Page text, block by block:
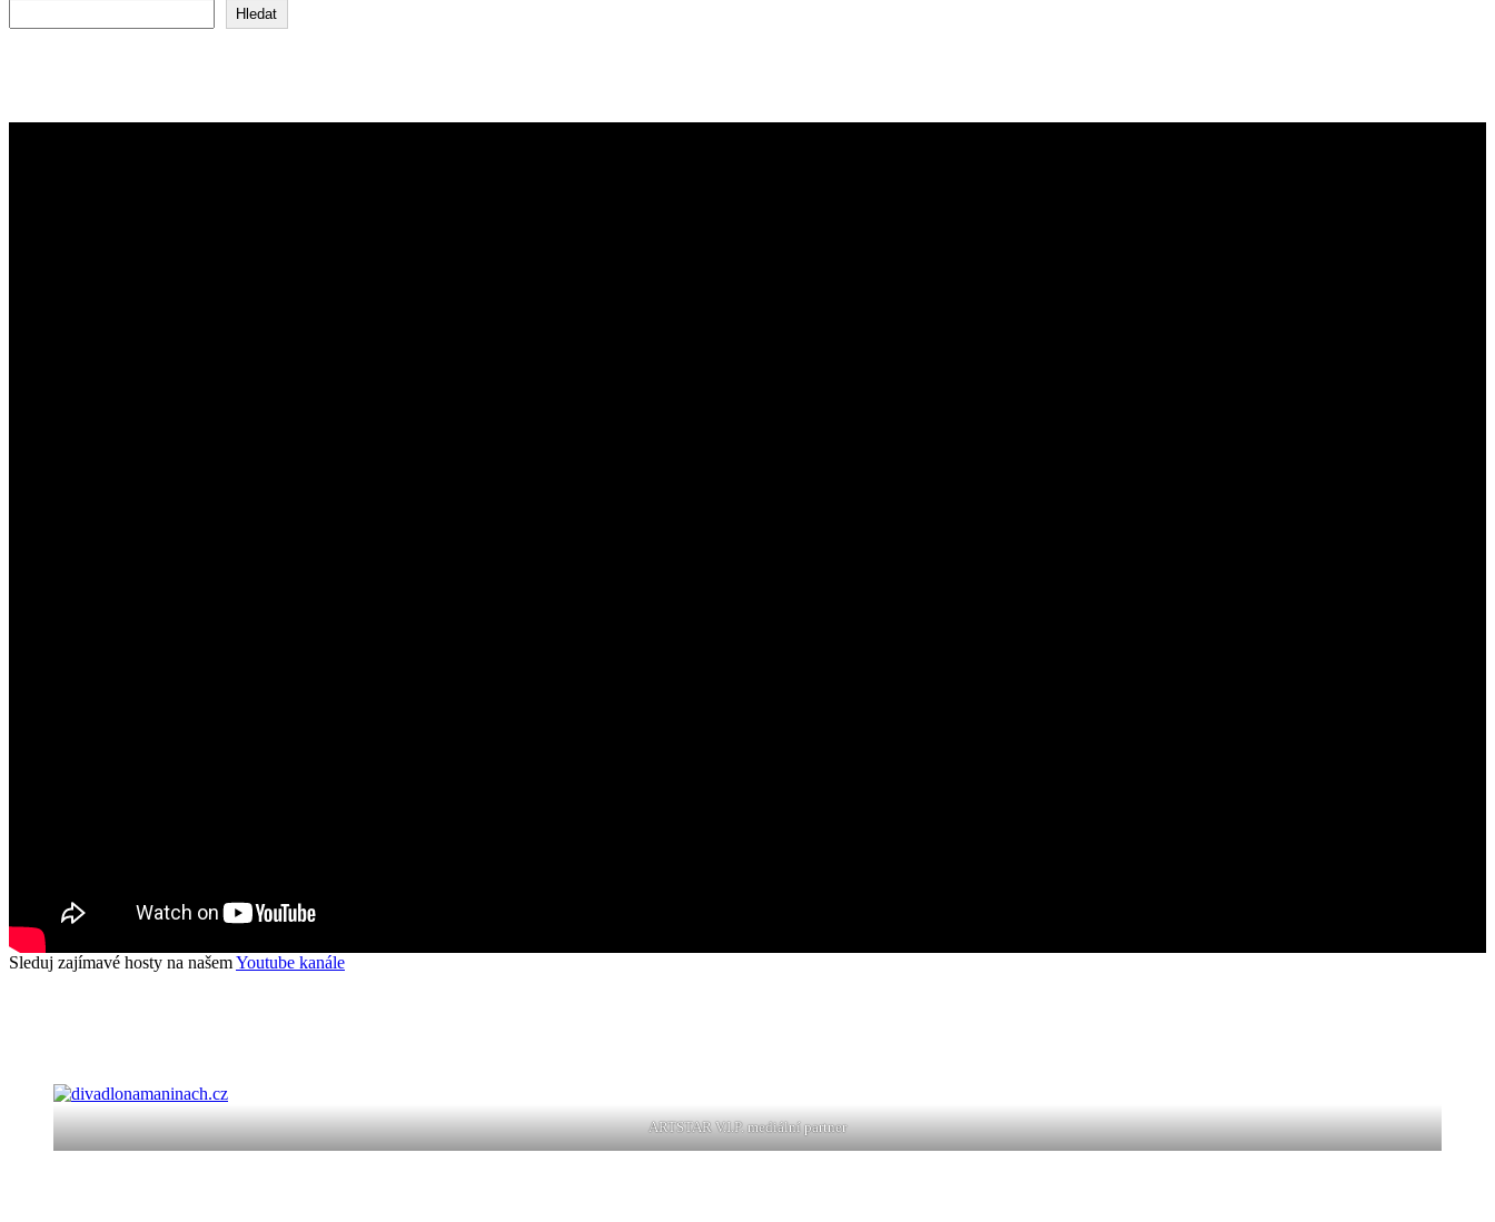
Hledat
Sleduj zajímavé hosty na našemYoutube kanále
ARTSTAR V.I.P. mediální partner